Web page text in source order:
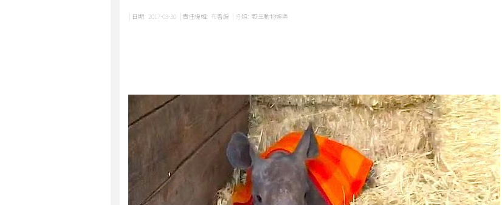
| 日期: 2017-03-30 | 責任編輯: 布魯編 | 分類: 野生動物娛樂